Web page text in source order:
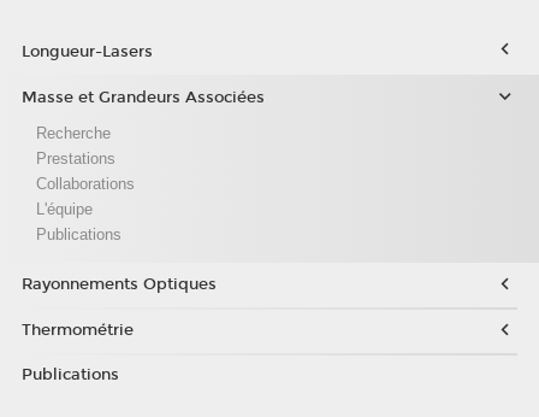
Longueur-Lasers
Masse et Grandeurs Associées
Recherche
Prestations
Collaborations
L'équipe
Publications
Rayonnements Optiques
Thermométrie
Publications